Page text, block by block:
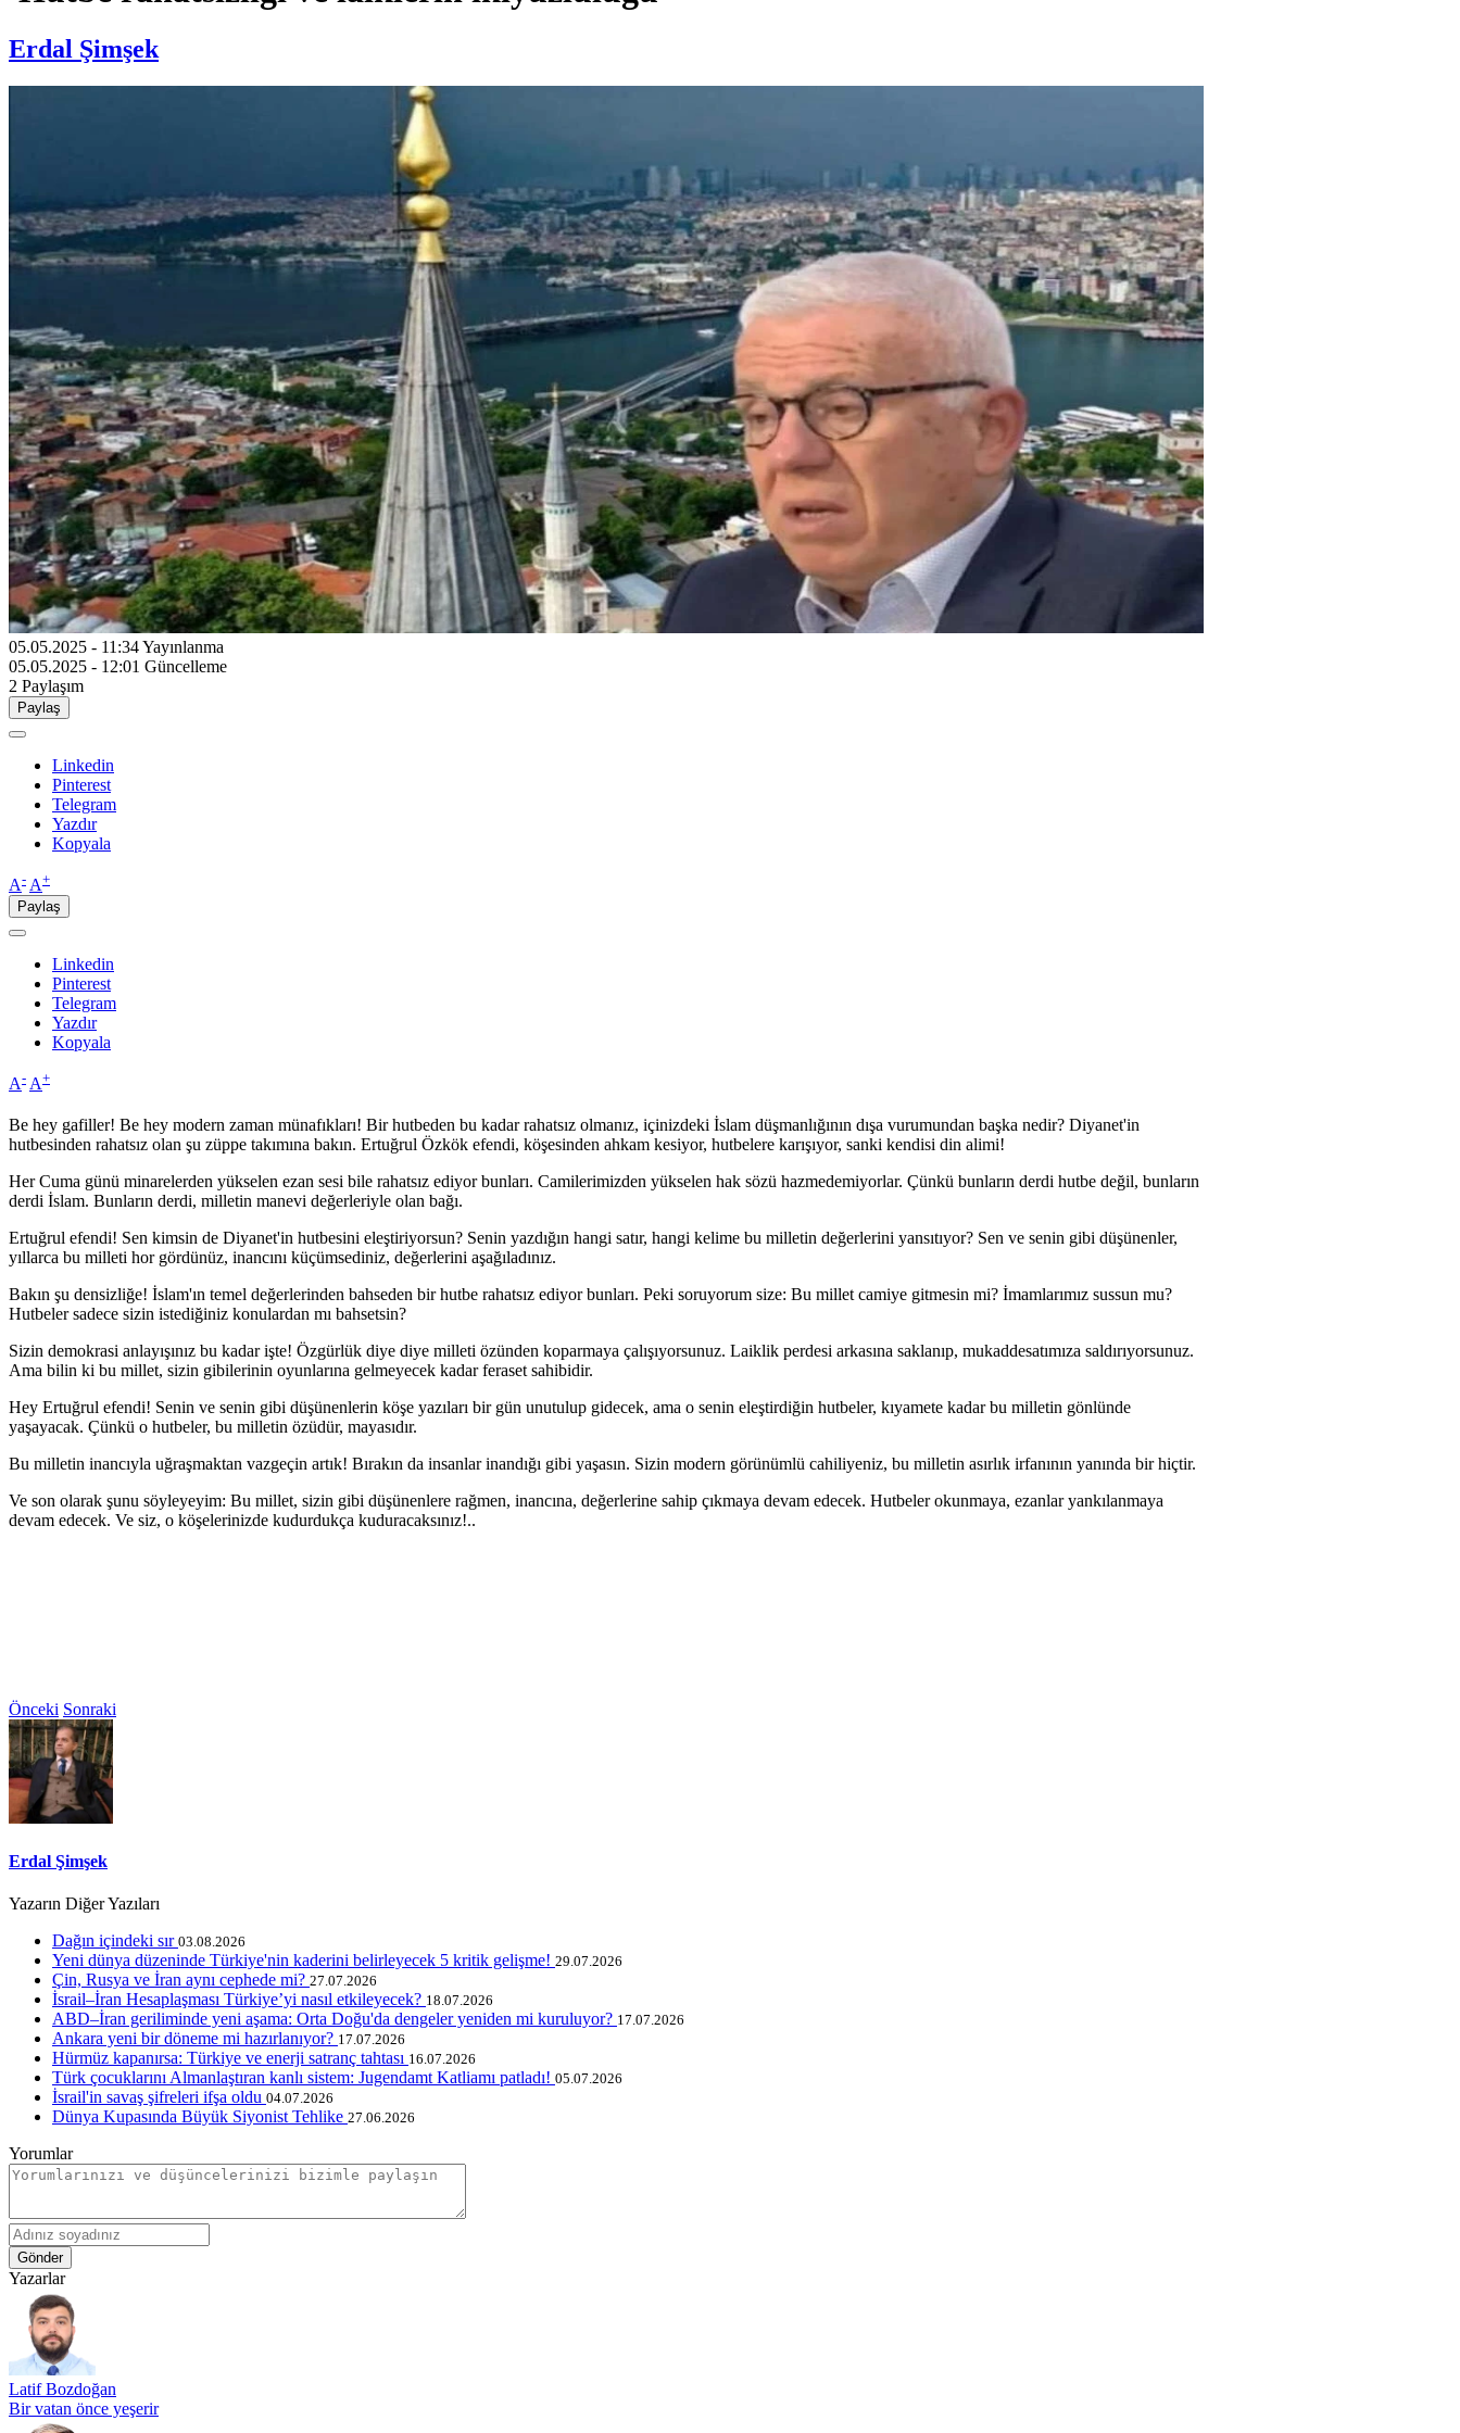
Erdal Şimşek
05.05.2025 - 11:34Yayınlanma
05.05.2025 - 12:01 Güncelleme
2 Paylaşım
Paylaş
Linkedin
Pinterest
Telegram
Yazdır
Kopyala
A- A+
Paylaş
Linkedin
Pinterest
Telegram
Yazdır
Kopyala
A- A+
Be hey gafiller! Be hey modern zaman münafıkları! Bir hutbeden bu kadar rahatsız olmanız, içinizdeki İslam düşmanlığının dışa vurumundan başka nedir? Diyanet'in
hutbesinden rahatsız olan şu züppe takımına bakın. Ertuğrul Özkök efendi, köşesinden ahkam kesiyor, hutbelere karışıyor, sanki kendisi din alimi!
Her Cuma günü minarelerden yükselen ezan sesi bile rahatsız ediyor bunları. Camilerimizden yükselen hak sözü hazmedemiyorlar. Çünkü bunların derdi hutbe değil, bunların
derdi İslam. Bunların derdi, milletin manevi değerleriyle olan bağı.
Ertuğrul efendi! Sen kimsin de Diyanet'in hutbesini eleştiriyorsun? Senin yazdığın hangi satır, hangi kelime bu milletin değerlerini yansıtıyor? Sen ve senin gibi düşünenler,
yıllarca bu milleti hor gördünüz, inancını küçümsediniz, değerlerini aşağıladınız.
Bakın şu densizliğe! İslam'ın temel değerlerinden bahseden bir hutbe rahatsız ediyor bunları. Peki soruyorum size: Bu millet camiye gitmesin mi? İmamlarımız sussun mu?
Hutbeler sadece sizin istediğiniz konulardan mı bahsetsin?
Sizin demokrasi anlayışınız bu kadar işte! Özgürlük diye diye milleti özünden koparmaya çalışıyorsunuz. Laiklik perdesi arkasına saklanıp, mukaddesatımıza saldırıyorsunuz.
Ama bilin ki bu millet, sizin gibilerinin oyunlarına gelmeyecek kadar feraset sahibidir.
Hey Ertuğrul efendi! Senin ve senin gibi düşünenlerin köşe yazıları bir gün unutulup gidecek, ama o senin eleştirdiğin hutbeler, kıyamete kadar bu milletin gönlünde
yaşayacak. Çünkü o hutbeler, bu milletin özüdür, mayasıdır.
Bu milletin inancıyla uğraşmaktan vazgeçin artık! Bırakın da insanlar inandığı gibi yaşasın. Sizin modern görünümlü cahiliyeniz, bu milletin asırlık irfanının yanında bir hiçtir.
Ve son olarak şunu söyleyeyim: Bu millet, sizin gibi düşünenlere rağmen, inancına, değerlerine sahip çıkmaya devam edecek. Hutbeler okunmaya, ezanlar yankılanmaya
devam edecek. Ve siz, o köşelerinizde kudurdukça kuduracaksınız!..
Önceki Sonraki
Erdal Şimşek
Yazarın Diğer Yazıları
Dağın içindeki sır 03.08.2026
Yeni dünya düzeninde Türkiye'nin kaderini belirleyecek 5 kritik gelişme! 29.07.2026
Çin, Rusya ve İran aynı cephede mi? 27.07.2026
İsrail–İran Hesaplaşması Türkiye’yi nasıl etkileyecek? 18.07.2026
ABD–İran geriliminde yeni aşama: Orta Doğu'da dengeler yeniden mi kuruluyor? 17.07.2026
Ankara yeni bir döneme mi hazırlanıyor? 17.07.2026
Hürmüz kapanırsa: Türkiye ve enerji satranç tahtası 16.07.2026
Türk çocuklarını Almanlaştıran kanlı sistem: Jugendamt Katliamı patladı! 05.07.2026
İsrail'in savaş şifreleri ifşa oldu 04.07.2026
Dünya Kupasında Büyük Siyonist Tehlike 27.06.2026
Yorumlar
Gönder
Yazarlar
Latif Bozdoğan
Bir vatan önce yeşerir